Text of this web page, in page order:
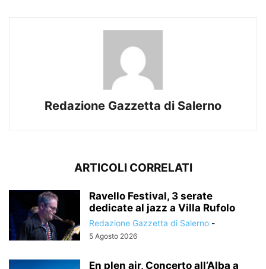
Redazione Gazzetta di Salerno
ARTICOLI CORRELATI
Ravello Festival, 3 serate
dedicate al jazz a Villa Rufolo
Redazione Gazzetta di Salerno -
5 Agosto 2026
En plen air, Concerto all’Alba a